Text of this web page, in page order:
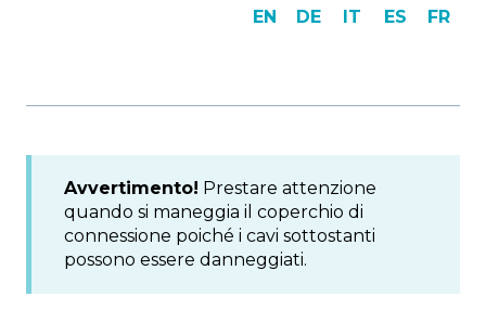
EN DE IT ES FR
Avvertimento! Prestare attenzione
quando si maneggia il coperchio di
connessione poiché i cavi sottostanti
possono essere danneggiati.